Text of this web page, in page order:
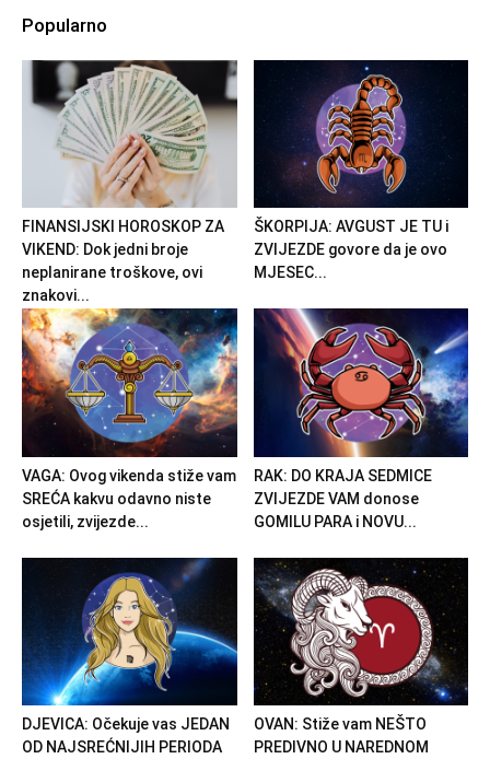
Popularno
FINANSIJSKI HOROSKOP ZA
VIKEND: Dok jedni broje
neplanirane troškove, ovi
znakovi...
ŠKORPIJA: AVGUST JE TU i
ZVIJEZDE govore da je ovo
MJESEC...
VAGA: Ovog vikenda stiže vam
SREĆA kakvu odavno niste
osjetili, zvijezde...
RAK: DO KRAJA SEDMICE
ZVIJEZDE VAM donose
GOMILU PARA i NOVU...
DJEVICA: Očekuje vas JEDAN
OD NAJSREĆNIJIH PERIODA
OVAN: Stiže vam NEŠTO
PREDIVNO U NAREDNOM